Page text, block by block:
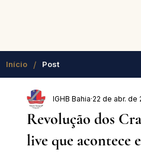
Início / Post
Revolução dos
live que acontece
IGHB Bahia 22 de abr. de